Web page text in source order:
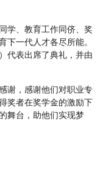
学、教育工作同侪、奖
下一代人才各尽所能。
）代表出席了典礼，并由
谢，感谢他们对职业专
奖者在奖学金的激励下
舞台，助他们实现梦